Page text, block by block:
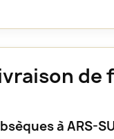
de
à ARS-